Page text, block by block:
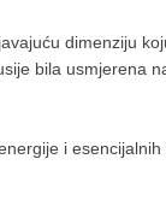
dimenziju
bila usmjerena
i